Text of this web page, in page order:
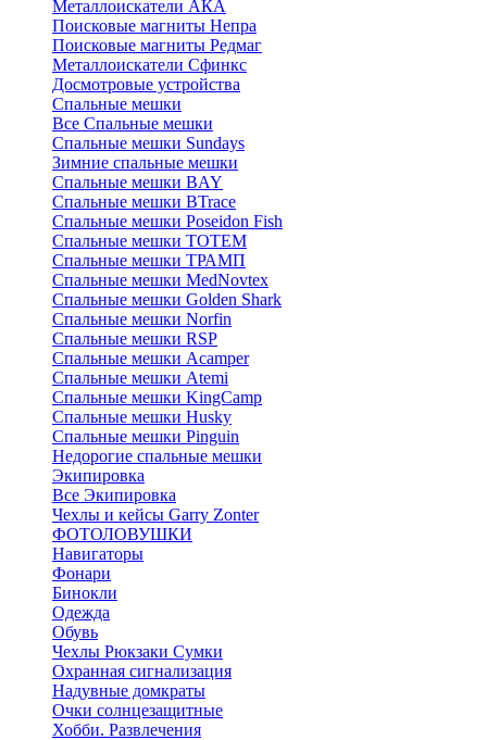
Металлоискатели АКА
Поисковые магниты Непра
Поисковые магниты Редмаг
Металлоискатели Сфинкс
Досмотровые устройства
Спальные мешки
Все Спальные мешки
Спальные мешки Sundays
Зимние спальные мешки
Спальные мешки BAY
Спальные мешки BTrace
Спальные мешки Poseidon Fish
Спальные мешки ТОТЕМ
Спальные мешки ТРАМП
Cпальные мешки MedNovtex
Спальные мешки Golden Shark
Спальные мешки Norfin
Спальные мешки RSP
Спальные мешки Acamper
Спальные мешки Atemi
Спальные мешки KingCamp
Спальные мешки Husky
Спальные мешки Pinguin
Недорогие спальные мешки
Экипировка
Все Экипировка
Чехлы и кейсы Garry Zonter
ФОТОЛОВУШКИ
Навигаторы
Фонари
Бинокли
Одежда
Обувь
Чехлы Рюкзаки Сумки
Охранная сигнализация
Надувные домкраты
Очки солнцезащитные
Хобби. Развлечения